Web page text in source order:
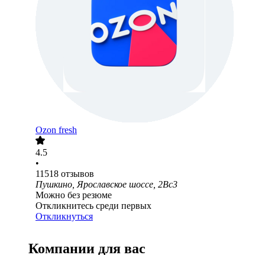
Ozon fresh
4.5
•
11518 отзывов
Пушкино, Ярославское шоссе, 2Вс3
Можно без резюме
Откликнитесь среди первых
Откликнуться
Компании для вас